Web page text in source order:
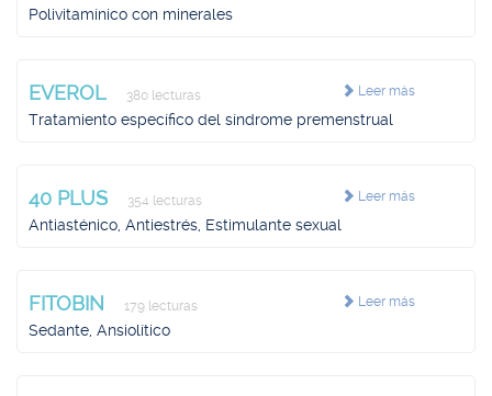
Polivitamínico con minerales
Leer más
EVEROL 380 lecturas
Tratamiento específico del síndrome premenstrual
Leer más
40 PLUS 354 lecturas
Antiasténico, Antiestrés, Estimulante sexual
Leer más
FITOBIN 179 lecturas
Sedante, Ansiolítico